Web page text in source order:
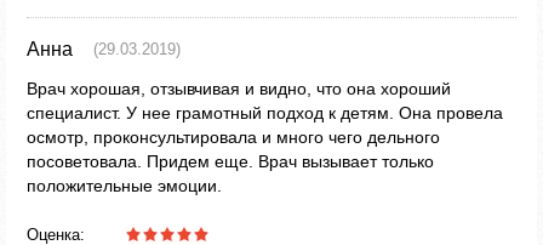
Анна (29.03.2019)
Врач хорошая, отзывчивая и видно, что она хороший
специалист. У нее грамотный подход к детям. Она провела
осмотр, проконсультировала и много чего дельного
посоветовала. Придем еще. Врач вызывает только
положительные эмоции.
Оценка: